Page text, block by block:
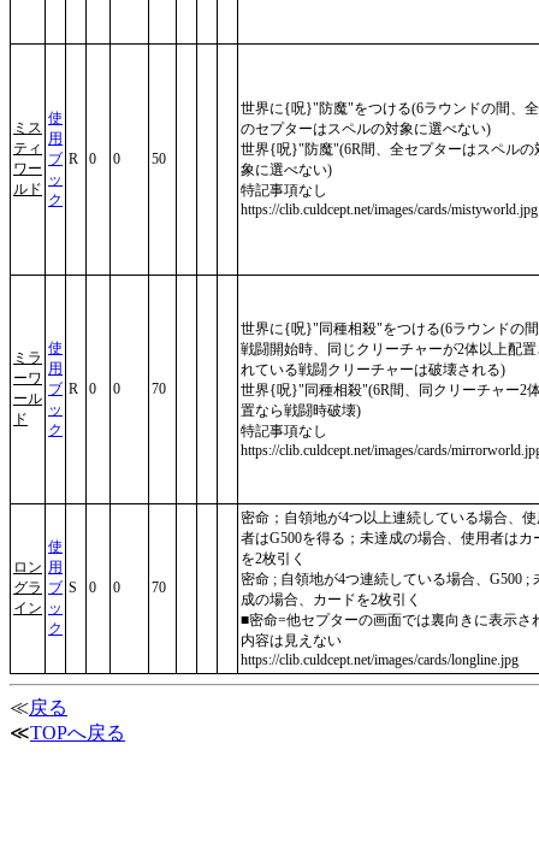
ミス
ティ
ワー
ルド
使
用
ブ
ッ
ク
R 0 0 50
世界に{呪}"防魔"をつける(6ラウンドの間、
のセプターはスペルの対象に選べない)
世界{呪}"防魔"(6R間、全セプターはスペルの
象に選べない)
特記事項なし
https://clib.culdcept.net/images/cards/mistyworld.jpg
ミラ
ーワ
ール
ド
使
用
ブ
ッ
ク
R 0 0 70
世界に{呪}"同種相殺"をつける(6ラウンドの
戦闘開始時、同じクリーチャーが2体以上配
れている戦闘クリーチャーは破壊される)
世界{呪}"同種相殺"(6R間、同クリーチャー2
置なら戦闘時破壊)
特記事項なし
https://clib.culdcept.net/images/cards/
ロン
グラ
イン
使
用
ブ
ッ
ク
S 0 0 70
密命；自領地が4つ以上連続している場合、
者はG500を得る；未達成の場合、使用者はカ
を2枚引く
密命 ; 自領地が4つ連続している場合、G500 ;
成の場合、カードを2枚引く
■密命=他セプターの画面では裏向きに表示さ
内容は見えない
https://clib.culdcept.net/images/cards/longline.jpg
≪戻る
≪TOPへ戻る